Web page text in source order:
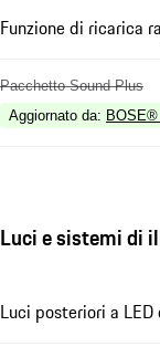
Funzione di ricarica
Pacchetto Sound Plus
Aggiornato da: BOSE®
Luci e sistemi di
Luci posteriori a